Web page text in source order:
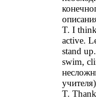
T. I
active.
stand
swim,
T.